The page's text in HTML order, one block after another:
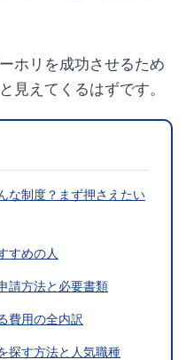
ホリを成功させるため
見えてくるはずです。
な制度？まず押さえたい
すめの人
請方法と必要書類
費用の全内訳
探す方法と人気職種